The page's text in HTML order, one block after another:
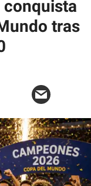
conquista
tras